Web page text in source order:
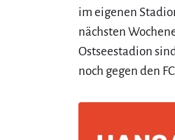
im eigenen
nächsten
Ostseestadion
noch gegen den